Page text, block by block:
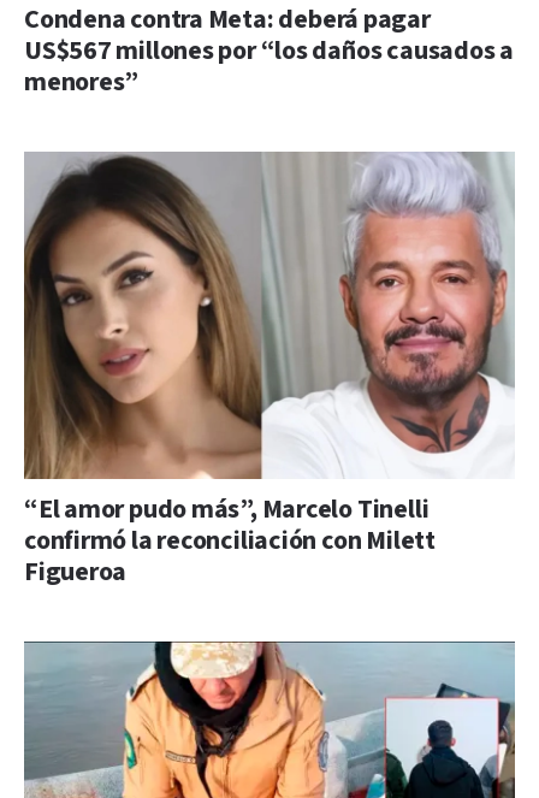
Condena contra Meta: deberá pagar
US$567 millones por “los daños causados a
menores”
“El amor pudo más”, Marcelo Tinelli
confirmó la reconciliación con Milett
Figueroa